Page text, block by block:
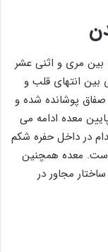
مری و اثنی عشر
بین انتهای قلب و
پوشانده شده و
معده ادامه می
در داخل حفره شکم
معده همچنین
مجاور در